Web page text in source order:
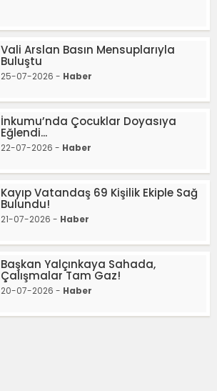
Vali Arslan Basın Mensuplarıyla
Buluştu
25-07-2026 - Haber
İnkumu’nda Çocuklar Doyasıya
Eğlendi...
22-07-2026 - Haber
Kayıp Vatandaş 69 Kişilik Ekiple Sağ
Bulundu!
21-07-2026 - Haber
Başkan Yalçınkaya Sahada,
Çalışmalar Tam Gaz!
20-07-2026 - Haber